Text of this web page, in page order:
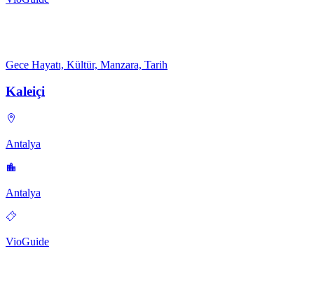
Gece Hayatı, Kültür, Manzara, Tarih
Kaleiçi
Antalya
Antalya
VioGuide